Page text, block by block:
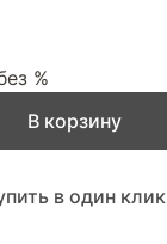
%
В корзину
в один клик